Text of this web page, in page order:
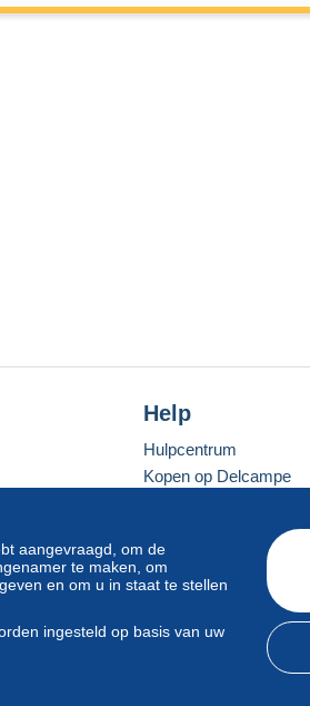
aangevraagd, om de
te maken, om
en om u in staat te stellen
ingesteld op basis van uw
Help
Hulpcentrum
Kopen op Delcampe
Een beveiligde website